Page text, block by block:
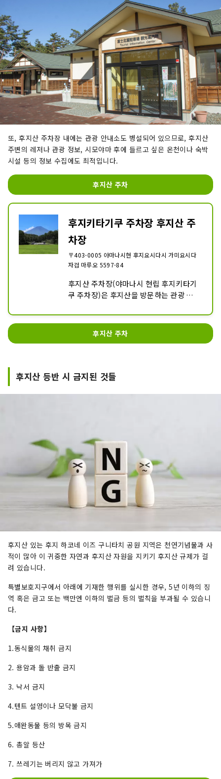
또, 후지산 주차장 내에는 관광 안내소도 병설되어 있으므로, 후지산
주변의 레저나 관광 정보, 시모야마 후에 들르고 싶은 온천이나 숙박
시설 등의 정보 수집에도 최적입니다.
후지산 주차
후지키타기쿠 주차장 후지산 주
차장
〒403-0005 야마나시현 후지요시다시 가미요시다
자검 마루오 5597-84
후지산 주차장(야마나시 현립 후지키타기
쿠 주차장)은 후지산을 방문하는 관광 여
지키타기쿠 지역의 관광의 진흥에 공헌하
는 것을 목적으로 한 대형 주차장입니다.
승 주차장으로서도 활용됩니다.
후지산 주차
후지산 등반 시 금지된 것들
후지산 있는 후지 하코네 이즈 구니타치 공원 지역은 천연기념물과 사
적이 많아 이 귀중한 자연과 후지산 자원을 지키기 후지산 규제가 걸
려 있습니다.
특별보호지구에서 아래에 기재한 행위를 실시한 경우, 5년 이하의 징
역 혹은 금고 또는 백만엔 이하의 벌금 등의 벌칙을 부과될 수 있습니
다.
【금지 사항】
1.동식물의 채취 금지
2. 용암과 돌 반출 금지
3. 낙서 금지
4.텐트 설영이나 모닥불 금지
5.애완동물 등의 방목 금지
6. 총알 등산
7. 쓰레기는 버리지 않고 가져가